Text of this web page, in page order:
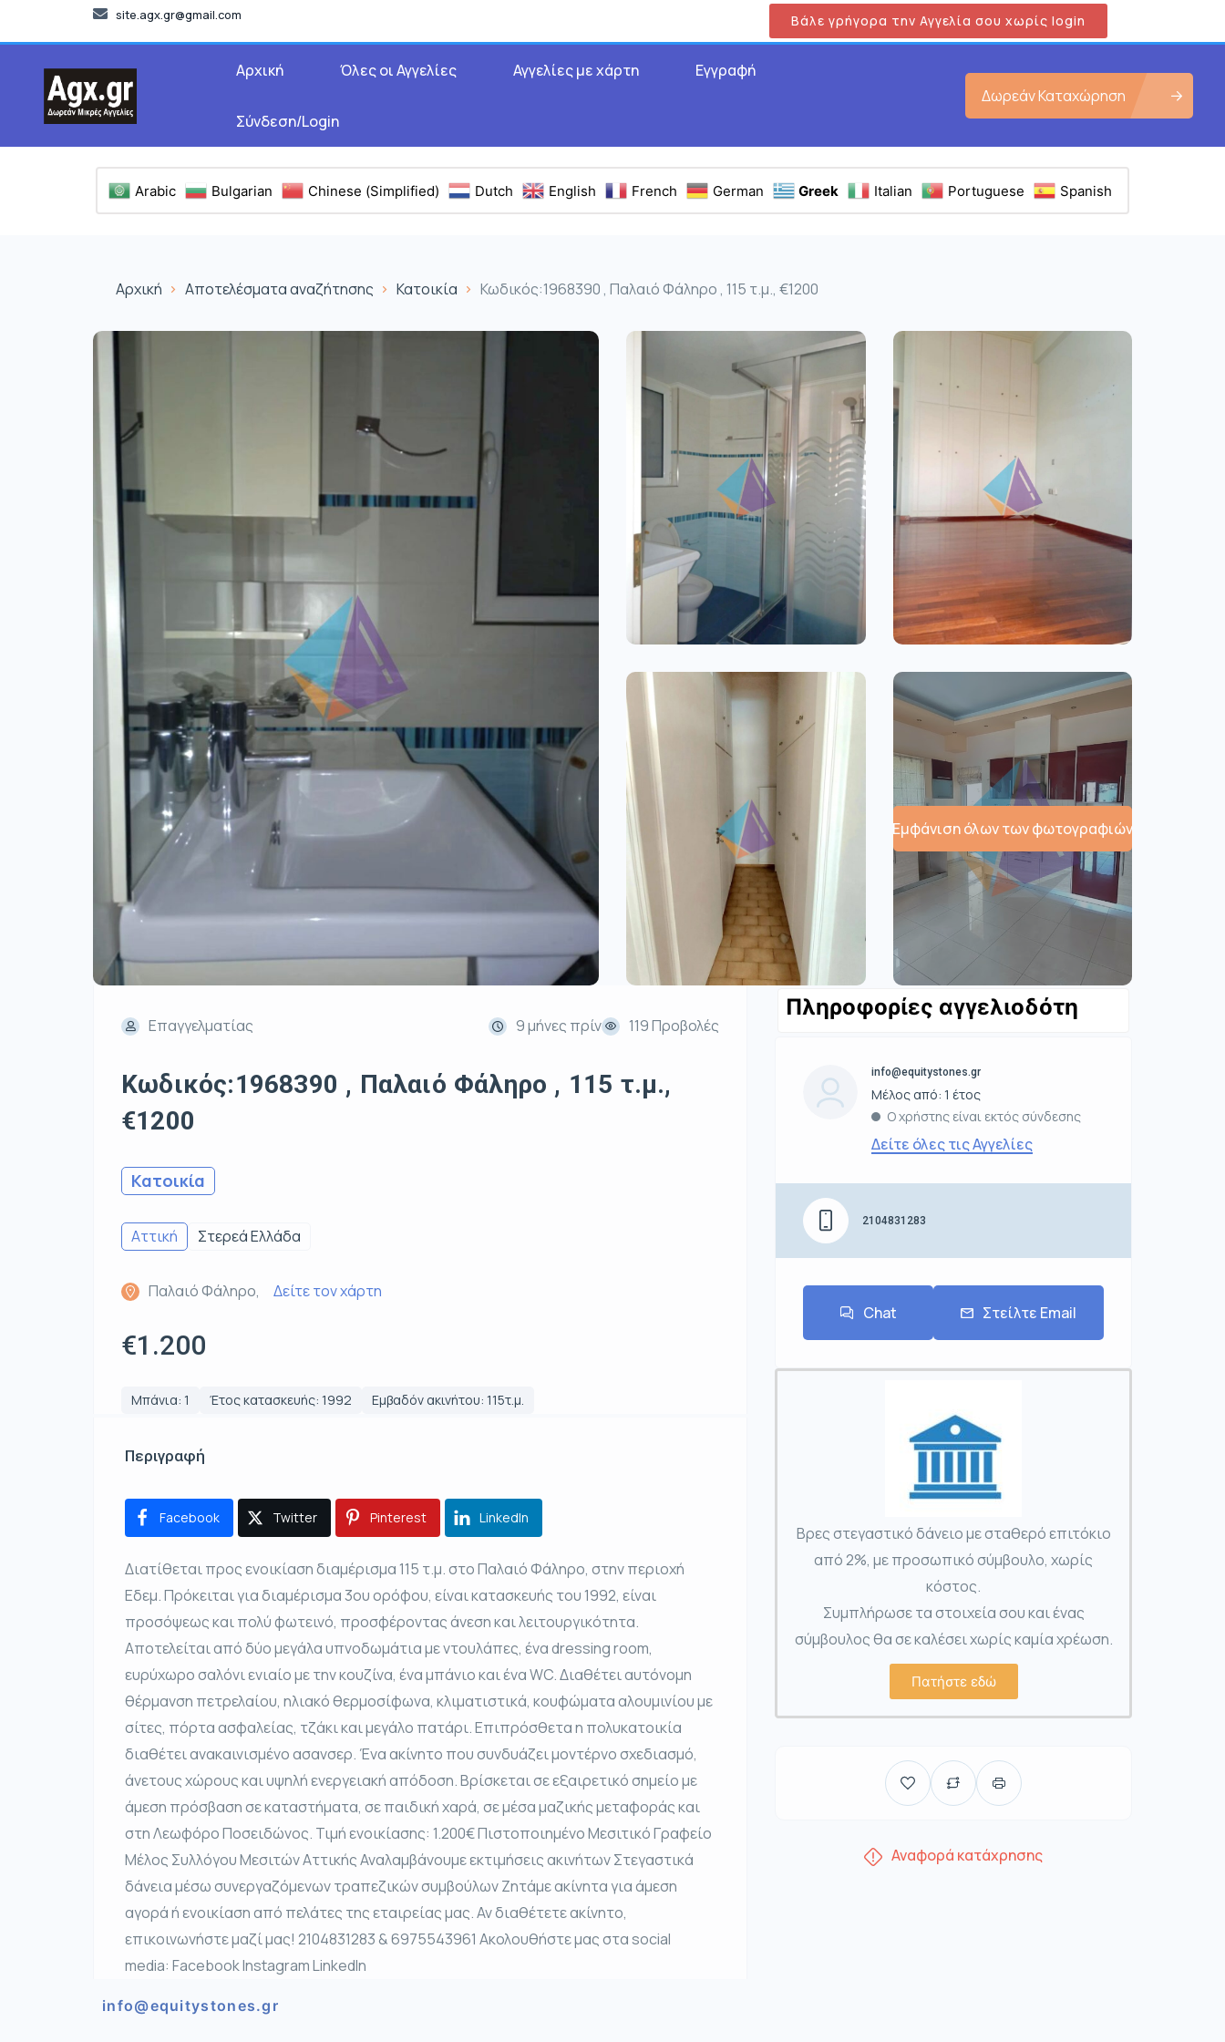
site.agx.gr@gmail.com Βάλε γρήγορα την Αγγελία σου χωρίς login
Αρχική Όλες οι Αγγελίες Αγγελίες με χάρτη Εγγραφή
Σύνδεση/Login
Δωρεάν Καταχώρηση
Arabic Bulgarian Chinese (Simplified) Dutch English French German Greek Italian Portuguese Spanish
Αρχική Αποτελέσματα αναζήτησης Κατοικία Κωδικός:1968390 , Παλαιό Φάληρο , 115 τ.μ., €1200
Εμφάνιση όλων των φωτογραφιών
Επαγγελματίας 9 μήνες πρίν 119 Προβολές
Κωδικός:1968390 , Παλαιό Φάληρο , 115 τ.μ.,
€1200
Κατοικία
Αττική Στερεά Ελλάδα
Παλαιό Φάληρο, Δείτε τον χάρτη
€1.200
Μπάνια: 1 Έτος κατασκευής: 1992 Εμβαδόν ακινήτου: 115τ.μ.
Περιγραφή
Facebook Twitter Pinterest LinkedIn
Διατίθεται προς ενοικίαση διαμέρισμα 115 τ.μ. στο Παλαιό Φάληρο, στην περιοχή
Εδεμ. Πρόκειται για διαμέρισμα 3ου ορόφου, είναι κατασκευής του 1992, είναι
προσόψεως και πολύ φωτεινό, προσφέροντας άνεση και λειτουργικότητα.
Αποτελείται από δύο μεγάλα υπνοδωμάτια με ντουλάπες, ένα dressing room,
ευρύχωρο σαλόνι ενιαίο με την κουζίνα, ένα μπάνιο και ένα WC. Διαθέτει αυτόνομη
θέρμανση πετρελαίου, ηλιακό θερμοσίφωνα, κλιματιστικά, κουφώματα αλουμινίου με
σίτες, πόρτα ασφαλείας, τζάκι και μεγάλο πατάρι. Επιπρόσθετα η πολυκατοικία
διαθέτει ανακαινισμένο ασανσερ. Ένα ακίνητο που συνδυάζει μοντέρνο σχεδιασμό,
άνετους χώρους και υψηλή ενεργειακή απόδοση. Βρίσκεται σε εξαιρετικό σημείο με
άμεση πρόσβαση σε καταστήματα, σε παιδική χαρά, σε μέσα μαζικής μεταφοράς και
στη Λεωφόρο Ποσειδώνος. Τιμή ενοικίασης: 1.200€ Πιστοποιημένο Μεσιτικό Γραφείο
Μέλος Συλλόγου Μεσιτών Αττικής Αναλαμβάνουμε εκτιμήσεις ακινήτων Στεγαστικά
δάνεια μέσω συνεργαζόμενων τραπεζικών συμβούλων Ζητάμε ακίνητα για άμεση
αγορά ή ενοικίαση από πελάτες της εταιρείας μας. Αν διαθέτετε ακίνητο,
επικοινωνήστε μαζί μας! 2104831283 & 6975543961 Ακολουθήστε μας στα social
media: Facebook Instagram LinkedIn
info@equitystones.gr
Πληροφορίες αγγελιοδότη
info@equitystones.gr
Μέλος από: 1 έτος
Ο χρήστης είναι εκτός σύνδεσης
Δείτε όλες τις Αγγελίες
2104831283
Chat Στείλτε Email
Βρες στεγαστικό δάνειο με σταθερό επιτόκιο
από 2%, με προσωπικό σύμβουλο, χωρίς
κόστος.
Συμπλήρωσε τα στοιχεία σου και ένας
σύμβουλος θα σε καλέσει χωρίς καμία χρέωση.
Πατήστε εδώ
Αναφορά κατάχρησης